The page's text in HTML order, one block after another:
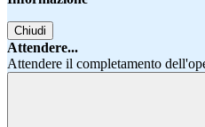
Chiudi
Attendere...
Attendere il completamento